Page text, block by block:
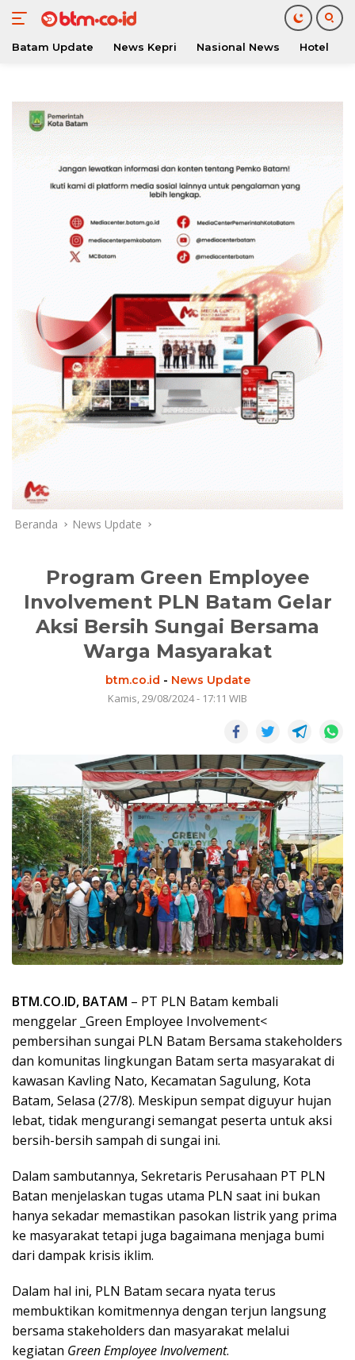
konten
Batam Update News Kepri Nasional News Hotel
Beranda News Update
Program Green Employee
Involvement PLN Batam Gelar
Aksi Bersih Sungai Bersama
Warga Masyarakat
btm.co.id - News Update
Kamis, 29/08/2024 - 17:11 WIB
BTM.CO.ID, BATAM – PT PLN Batam kembali
menggelar _Green Employee Involvement<
pembersihan sungai PLN Batam Bersama stakeholders
dan komunitas lingkungan Batam serta masyarakat di
kawasan Kavling Nato, Kecamatan Sagulung, Kota
Batam, Selasa (27/8). Meskipun sempat diguyur hujan
lebat, tidak mengurangi semangat peserta untuk aksi
bersih-bersih sampah di sungai ini.
Dalam sambutannya, Sekretaris Perusahaan PT PLN
Batan menjelaskan tugas utama PLN saat ini bukan
hanya sekadar memastikan pasokan listrik yang prima
ke masyarakat tetapi juga bagaimana menjaga bumi
dari dampak krisis iklim.
Dalam hal ini, PLN Batam secara nyata terus
membuktikan komitmennya dengan terjun langsung
bersama stakeholders dan masyarakat melalui
kegiatan Green Employee Involvement.